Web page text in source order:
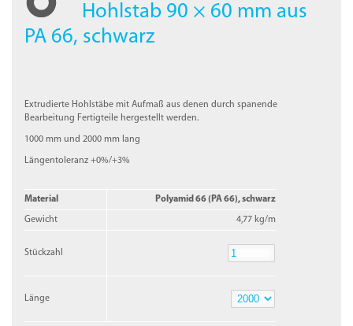
Hohlstab 90 × 60 mm aus
PA 66, schwarz
Extrudierte Hohlstäbe mit Aufmaß aus denen durch spanende
Bearbeitung Fertigteile hergestellt werden.
1000 mm und 2000 mm lang
Längentoleranz +0%/+3%
Material Polyamid 66 (PA 66), schwarz
Gewicht 4,77 kg/m
Stückzahl
Länge